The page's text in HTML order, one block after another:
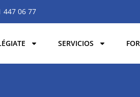
447 06 77
SERVICIOS